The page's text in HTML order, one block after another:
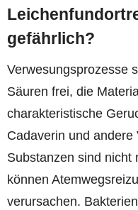
gefährlich?
Verwesungsprozesse
Säuren frei, die
charakteristische
Cadaverin und
Substanzen sind nicht
können
verursachen.